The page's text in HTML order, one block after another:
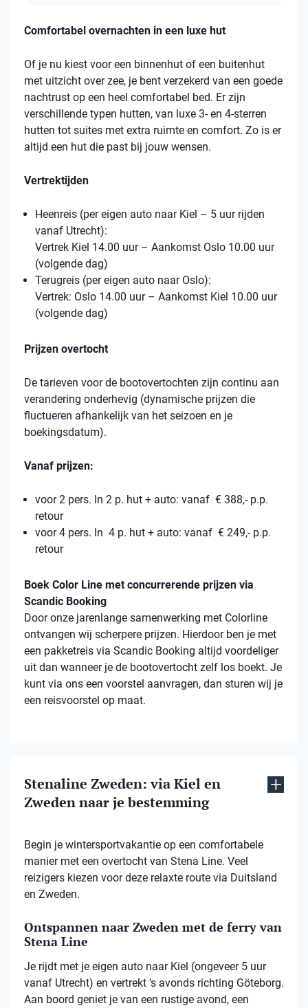
Comfortabel overnachten in een luxe hut
Of je nu kiest voor een binnenhut of een buitenhut
met uitzicht over zee, je bent verzekerd van een goede
nachtrust op een heel comfortabel bed. Er zijn
verschillende typen hutten, van luxe 3- en 4-sterren
hutten tot suites met extra ruimte en comfort. Zo is er
altijd een hut die past bij jouw wensen.
Vertrektijden
Heenreis (per eigen auto naar Kiel – 5 uur rijden
vanaf Utrecht):
Vertrek Kiel 14.00 uur – Aankomst Oslo 10.00 uur
(volgende dag)
Terugreis (per eigen auto naar Oslo):
Vertrek: Oslo 14.00 uur – Aankomst Kiel 10.00 uur
(volgende dag)
Prijzen overtocht
De tarieven voor de bootovertochten zijn continu aan
verandering onderhevig (dynamische prijzen die
fluctueren afhankelijk van het seizoen en je
boekingsdatum).
Vanaf prijzen:
voor 2 pers. In 2 p. hut + auto: vanaf € 388,- p.p.
retour
voor 4 pers. In 4 p. hut + auto: vanaf € 249,- p.p.
retour
Boek Color Line met concurrerende prijzen via
Scandic Booking
Door onze jarenlange samenwerking met Colorline
ontvangen wij scherpere prijzen. Hierdoor ben je met
een pakketreis via Scandic Booking altijd voordeliger
uit dan wanneer je de bootovertocht zelf los boekt. Je
kunt via ons een voorstel aanvragen, dan sturen wij je
een reisvoorstel op maat.
Stenaline Zweden: via Kiel en
Zweden naar je bestemming
Begin je wintersportvakantie op een comfortabele
manier met een overtocht van Stena Line. Veel
reizigers kiezen voor deze relaxte route via Duitsland
en Zweden.
Ontspannen naar Zweden met de ferry van
Stena Line
Je rijdt met je eigen auto naar Kiel (ongeveer 5 uur
vanaf Utrecht) en vertrekt ’s avonds richting Göteborg.
Aan boord geniet je van een rustige avond, een